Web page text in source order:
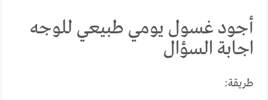
أجود غسول يومي طبيعي للوجه
اجابة السؤال
طريقة: